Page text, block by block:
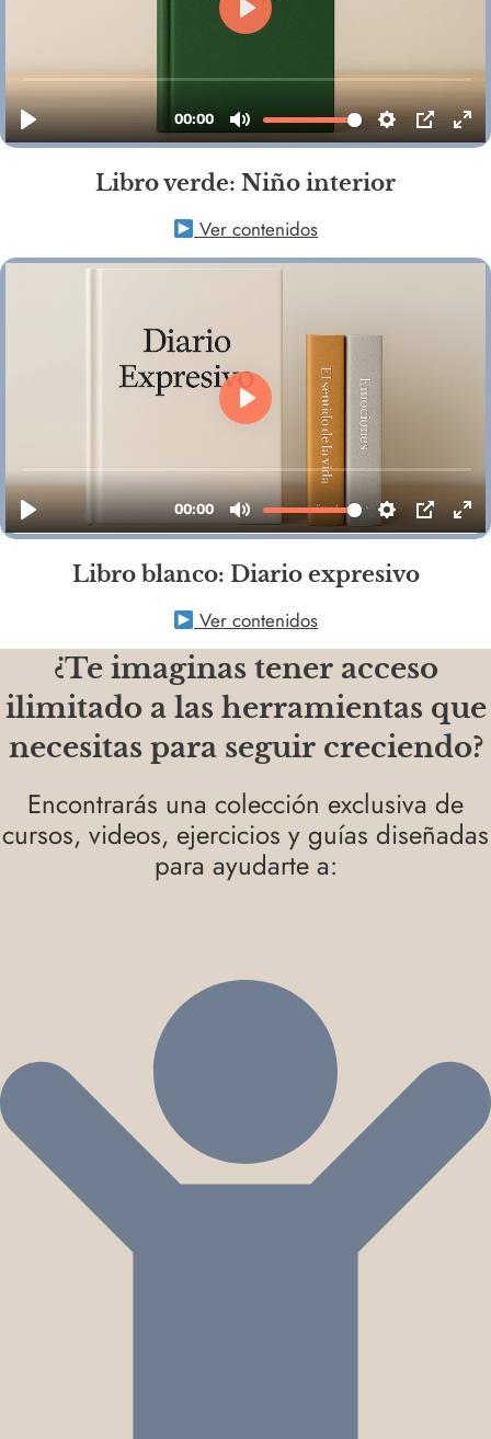
Libro verde: Niño interior
Ver contenidos
Libro blanco: Diario expresivo
Ver contenidos
¿Te imaginas tener acceso
ilimitado a las herramientas que
necesitas para seguir creciendo?
Encontrarás una colección exclusiva de
cursos, videos, ejercicios y guías diseñadas
para ayudarte a: